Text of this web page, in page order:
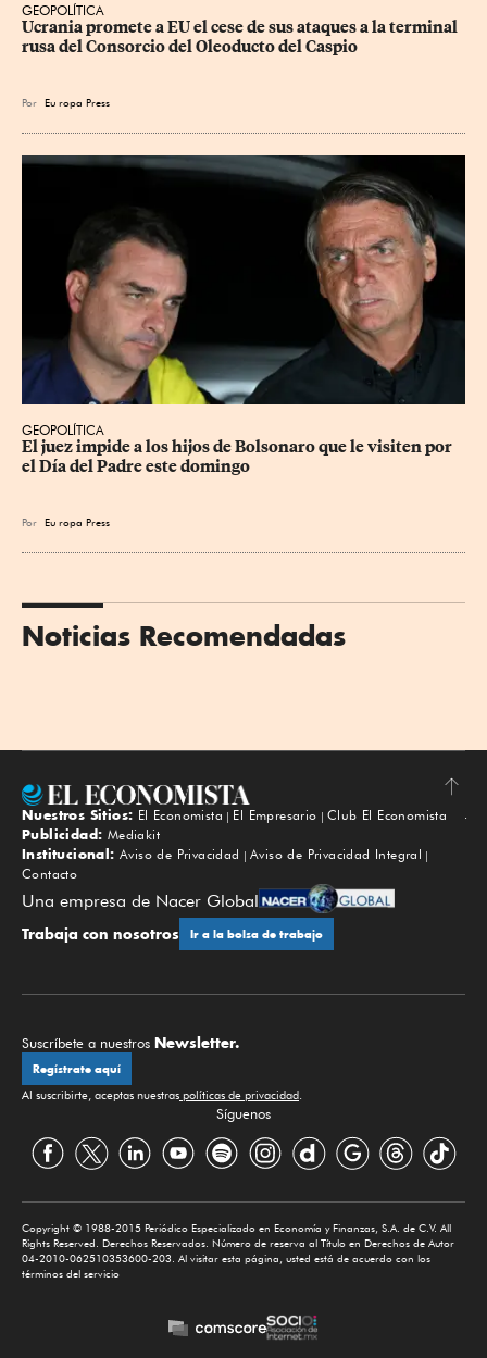
GEOPOLÍTICA
Ucrania promete a EU el cese de sus ataques a la terminal
rusa del Consorcio del Oleoducto del Caspio
Por Eu ropa Press
GEOPOLÍTICA
El juez impide a los hijos de Bolsonaro que le visiten por
el Día del Padre este domingo
Por Eu ropa Press
Noticias Recomendadas
Subir
Nuestros Sitios: El Economista El Empresario
Club El Economista
Publicidad: Mediakit
Institucional: Aviso de Privacidad
Aviso de Privacidad Integral
Contacto
Una empresa de Nacer Global
Trabaja con nosotros Ir a la bolsa de trabajo
Suscríbete a nuestros Newsletter.
Regístrate aquí
Al suscribirte, aceptas nuestras políticas de privacidad.
Síguenos
Copyright © 1988-2015 Periódico Especializado en Economía y Finanzas, S.A. de C.V. All
Rights Reserved. Derechos Reservados. Número de reserva al Título en Derechos de Autor
04-2010-062510353600-203. Al visitar esta página, usted está de acuerdo con los
términos del servicio